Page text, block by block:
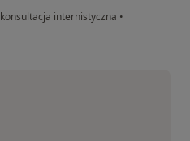
konsultacja internistyczna •